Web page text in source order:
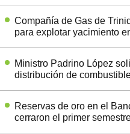
Compañía de Gas de
para explotar yacimiento
Ministro Padrino López
distribución de
Reservas de oro en el
cerraron el primer